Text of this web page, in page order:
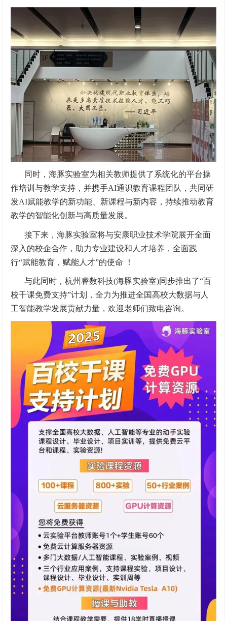
同时，海豚实验室为相关教师提供了系统化的平台操
作培训与教学支持，并携手AI通识教育课程团队，共同研
发AI赋能教学的新功能、新课程与新内容，持续推动教育
教学的智能化创新与高质量发展。
接下来，海豚实验室将与安康职业技术学院展开全面
深入的校企合作，助力专业建设和人才培养，全面践
行“赋能教育，赋能人才”的使命 ！
与此同时，杭州睿数科技(海豚实验室)同步推出了“百
校千课免费支持”计划，全力为推进全国高校大数据与人
工智能教学发展贡献力量，欢迎老师们致电咨询。